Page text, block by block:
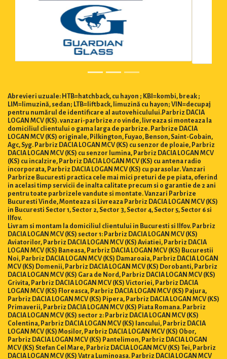
Abrevieri uzuale: HTB=hatchback, cu hayon ; KBI=kombi, break ;
LIM=limuzină, sedan; LTB=liftback, limuzină cu hayon; VIN=decupaj
pentru numărul de identificare al autovehiculului.Parbriz DACIA
LOGAN MCV (KS). vanzari-parbrize.ro vinde, livreaza si monteaza la
domiciliul clientului o gama larga de parbrize. Parbrize DACIA
LOGAN MCV (KS) originale, Pilkington, Fuyao, Benson, Saint-Gobain,
Agc, Syg. Parbriz DACIA LOGAN MCV (KS) cu senzor de ploaie, Parbriz
DACIA LOGAN MCV (KS) cu senzor lumina, Parbriz DACIA LOGAN MCV
(KS) cu incalzire, Parbriz DACIA LOGAN MCV (KS) cu antena radio
incorporata, Parbriz DACIA LOGAN MCV (KS) cu parasolar. Vanzari
Parbrize Bucuresti practica cele mai mici preturi de pe piata, oferind
in acelasi timp servicii de inalta calitate precum si o garantie de 2 ani
pentru toate parbrizele vandute si montate. Vanzari Parbrize
Bucuresti Vinde, Monteaza si Livreaza Parbriz DACIA LOGAN MCV (KS)
in Bucuresti Sector 1, Sector 2, Sector 3, Sector 4, Sector 5, Sector 6 si
Ilfov.
Livram si montam la domiciliul clientului in Bucuresti si Ilfov. Parbriz
DACIA LOGAN MCV (KS) sector 1: Parbriz DACIA LOGAN MCV (KS)
Aviatorilor, Parbriz DACIA LOGAN MCV (KS) Aviatiei, Parbriz DACIA
LOGAN MCV (KS) Baneasa, Parbriz DACIA LOGAN MCV (KS) Bucurestii
Noi, Parbriz DACIA LOGAN MCV (KS) Damaroaia, Parbriz DACIA LOGAN
MCV (KS) Domenii, Parbriz DACIA LOGAN MCV (KS) Dorobanti, Parbriz
DACIA LOGAN MCV (KS) Gara de Nord, Parbriz DACIA LOGAN MCV (KS)
Grivita, Parbriz DACIA LOGAN MCV (KS) Victoriei, Parbriz DACIA
LOGAN MCV (KS) Floreasca, Parbriz DACIA LOGAN MCV (KS) Pajura,
Parbriz DACIA LOGAN MCV (KS) Pipera, Parbriz DACIA LOGAN MCV (KS)
Primaverii, Parbriz DACIA LOGAN MCV (KS) Piata Romana. Parbriz
DACIA LOGAN MCV (KS) sector 2: Parbriz DACIA LOGAN MCV (KS)
Colentina, Parbriz DACIA LOGAN MCV (KS) Iancului, Parbriz DACIA
LOGAN MCV (KS) Mosilor, Parbriz DACIA LOGAN MCV (KS) Obor,
Parbriz DACIA LOGAN MCV (KS) Pantelimon, Parbriz DACIA LOGAN
MCV (KS) Stefan Cel Mare, Parbriz DACIA LOGAN MCV (KS) Tei, Parbriz
DACIA LOGAN MCV (KS) Vatra Luminoasa. Parbriz DACIA LOGAN MCV